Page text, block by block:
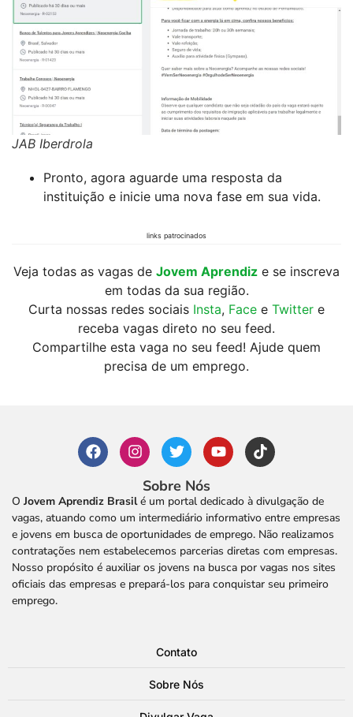
JAB Iberdrola
Pronto, agora aguarde uma resposta da
instituição e inicie uma nova fase em sua vida.
links patrocinados
Veja todas as vagas de Jovem Aprendiz e se inscreva
em todas da sua região.
Curta nossas redes sociais Insta, Face e Twitter e
receba vagas direto no seu feed.
Compartilhe esta vaga no seu feed! Ajude quem
precisa de um emprego.
Sobre Nós
O Jovem Aprendiz Brasilé um portal dedicado à divulgação de
vagas, atuando como um intermediário informativo entre empresas
e jovens em busca de oportunidades de emprego. Não realizamos
contratações nem estabelecemos parcerias diretas com empresas.
Nosso propósito é auxiliar os jovens na busca por vagas nos sites
oficiais das empresas e prepará-los para conquistar seu primeiro
emprego.
Contato
Sobre Nós